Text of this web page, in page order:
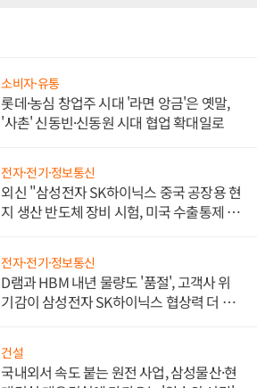
소비자·유통
롯데·농심 창업주 시대 '라면 앙금'은 옛말,
'사촌' 신동빈·신동원 시대 협업 확대일로
전자·전기·정보통신
외신 "삼성전자 SK하이닉스 중국 공장용 현
지 생산 반도체 장비 시험, 미국 수출통제 대
전자·전기·정보통신
D램과 HBM 내년 물량도 '품절', 고객사 위
기감이 삼성전자 SK하이닉스 협상력 더 키
건설
국내외서 속도 붙는 원전 사업, 삼성물산·현